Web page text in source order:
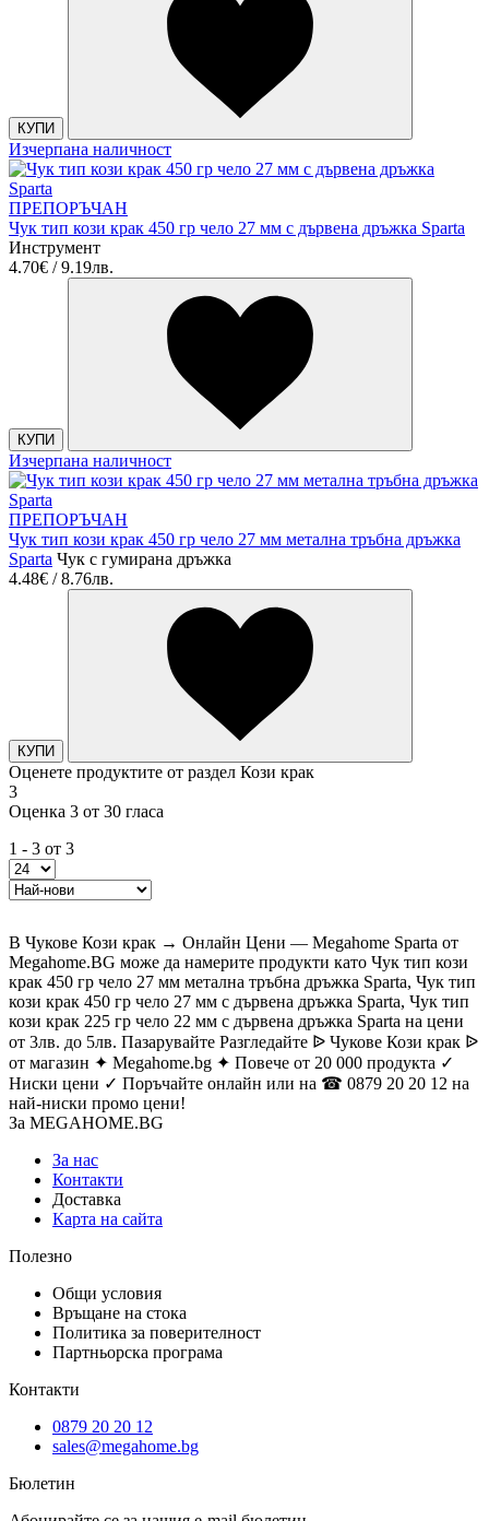
КУПИ
Изчерпана наличност
ПРЕПОРЪЧАН
Чук тип кози крак 450 гр чело 27 мм с дървена дръжка Sparta
Инструмент
4.70€ / 9.19лв.
КУПИ
Изчерпана наличност
ПРЕПОРЪЧАН
Чук тип кози крак 450 гр чело 27 мм метална тръбна дръжка
Sparta Чук с гумирана дръжка
4.48€ / 8.76лв.
КУПИ
Оценете продуктите от раздел Кози крак
3
Оценка 3 от 30 гласа
1 - 3 от 3
В Чукове Кози крак → Онлайн Цени — Megahome Sparta от
Megahome.BG може да намерите продукти като Чук тип кози
крак 450 гр чело 27 мм метална тръбна дръжка Sparta, Чук тип
кози крак 450 гр чело 27 мм с дървена дръжка Sparta, Чук тип
кози крак 225 гр чело 22 мм с дървена дръжка Sparta на цени
от 3лв. до 5лв. Пазарувайте Разгледайте ᐉ Чукове Кози крак ᐉ
от магазин ✦ Megahome.bg ✦ Повече от 20 000 продукта ✓
Ниски цени ✓ Поръчайте онлайн или на ☎ 0879 20 20 12 на
най-ниски промо цени!
За MEGAHOME.BG
За нас
Контакти
Доставка
Карта на сайта
Полезно
Общи условия
Връщане на стока
Политика за поверителност
Партньорска програма
Контакти
0879 20 20 12
sales@megahome.bg
Бюлетин